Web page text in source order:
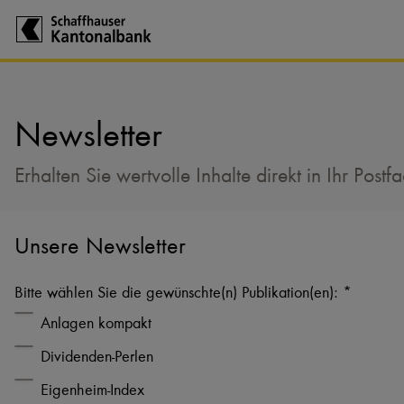
Newsletter
Erhalten Sie wertvolle Inhalte direkt in Ihr
Unsere Newsletter
Bitte wählen Sie die gewünschte(n) Publikation(en): *
Anlagen kompakt
Dividenden-Perlen
Eigenheim-Index